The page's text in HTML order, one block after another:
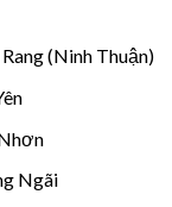
(Ninh Thuận)
Ngãi